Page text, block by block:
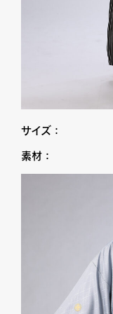
サイズ：
素材：